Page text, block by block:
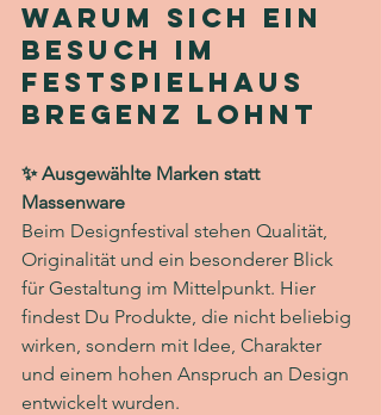
Warum sich ein
Besuch im
Festspielhaus
Bregenz lohnt
✨ Ausgewählte Marken statt
Massenware
Beim Designfestival stehen Qualität,
Originalität und ein besonderer Blick
für Gestaltung im Mittelpunkt. Hier
findest Du Produkte, die nicht beliebig
wirken, sondern mit Idee, Charakter
und einem hohen Anspruch an Design
entwickelt wurden.